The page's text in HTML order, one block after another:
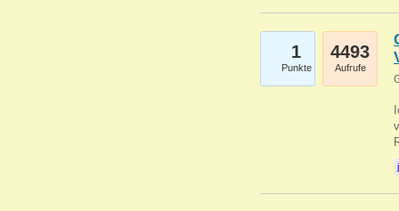
1
Punkte
4493
Aufrufe